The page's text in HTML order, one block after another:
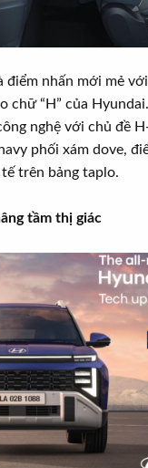
điểm nhấn mới mẻ
chữ “H” của
nghệ với chủ đề
phối xám dove,
trên bảng taplo.
tầm thị giác